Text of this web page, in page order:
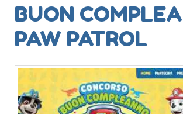
BUON
PAW PATROL